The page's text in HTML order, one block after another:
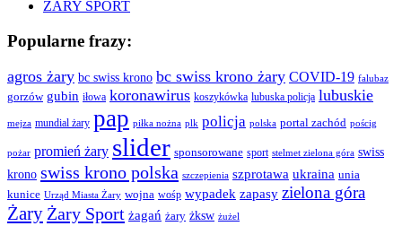
ŻARY SPORT
Popularne frazy:
agros żary bc swiss krono bc swiss krono żary COVID-19 falubaz
gorzów gubin iłowa koronawirus koszykówka lubuska policja lubuskie
mejza mundial żary pap piłka nożna plk policja polska portal zachód pościg
pożar promień żary slider sponsorowane sport stelmet zielona góra swiss
krono swiss krono polska szczepienia szprotawa ukraina unia
kunice Urząd Miasta Żary wojna wośp wypadek zapasy zielona góra
Żary Żary Sport żagań żary żksw żużel